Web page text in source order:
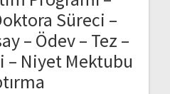
Süreci –
– Ödev – Tez –
– Niyet Mektubu